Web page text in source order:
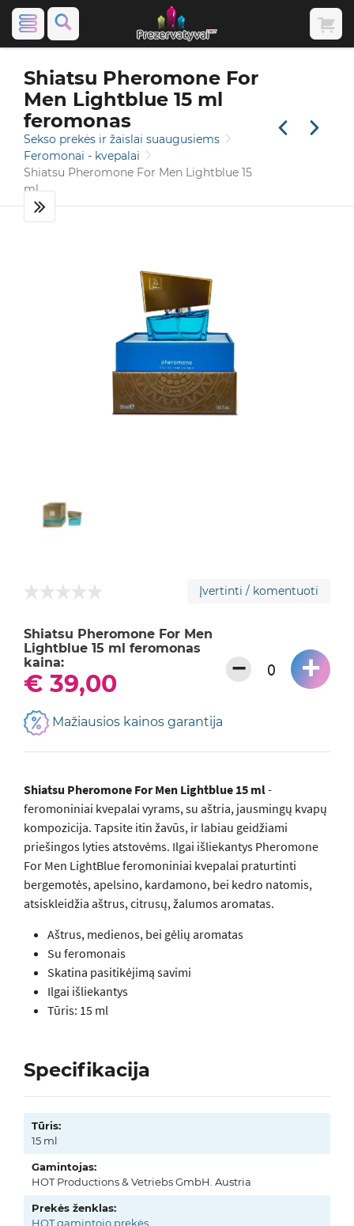
Shiatsu Pheromone For
Men Lightblue 15 ml
feromonas
Sekso prekės ir žaislai suaugusiems
Feromonai - kvepalai
Shiatsu Pheromone For Men Lightblue 15
ml
Įvertinti / komentuoti
Shiatsu Pheromone For Men
Lightblue 15 ml feromonas
kaina:
€ 39,00 − +
Mažiausios kainos garantija
Shiatsu Pheromone For Men Lightblue 15 ml-
feromoniniai kvepalai vyrams, su aštria, jausmingų kvapų
kompozicija. Tapsite itin žavūs, ir labiau geidžiami
priešingos lyties atstovėms. Ilgai išliekantys Pheromone
For Men LightBlue feromoniniai kvepalai praturtinti
bergemotės, apelsino, kardamono, bei kedro natomis,
atsiskleidžia aštrus, citrusų, žalumos aromatas.
Aštrus, medienos, bei gėlių aromatas
Su feromonais
Skatina pasitikėjimą savimi
Ilgai išliekantys
Tūris: 15 ml
Specifikacija
Tūris:
15 ml
Gamintojas:
HOT Productions & Vetriebs GmbH. Austria
Prekės ženklas:
HOT gamintojo prekės